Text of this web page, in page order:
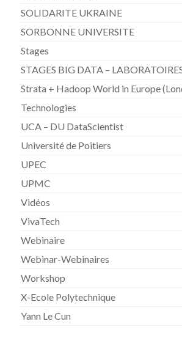
SOLIDARITE UKRAINE
SORBONNE UNIVERSITE
Stages
STAGES BIG DATA –
Strata + Hadoop World in Europe
Technologies
UCA – DU DataScientist
Université de Poitiers
UPEC
UPMC
Vidéos
VivaTech
Webinaire
Webinar-Webinaires
Workshop
X-Ecole Polytechnique
Yann Le Cun